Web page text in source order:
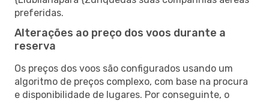
preferidas.
Alterações ao preço dos voos durante a
reserva
Os preços dos voos são configurados usando um
algoritmo de preços complexo, com base na procura
e disponibilidade de lugares. Por conseguinte, o